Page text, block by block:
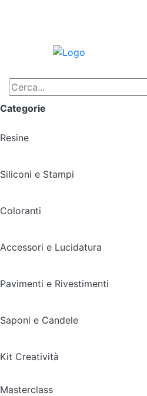
Categorie
Resine
Siliconi e Stampi
Coloranti
Accessori e Lucidatura
Pavimenti e Rivestimenti
Saponi e Candele
Kit Creatività
Masterclass